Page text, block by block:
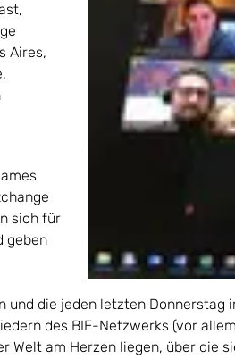
Aires,
sich für
geben
und die jeden letzten
des BIE-Netzwerks (vor
Welt am Herzen liegen, über die